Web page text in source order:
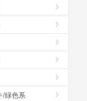
/緑色系